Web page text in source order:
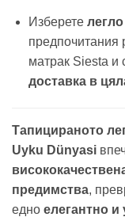
Изберете
предпочитания
матрак Siesta и
доставка в
Тапицираното
Uyku Dünyasi
предимства,
едно елегантно